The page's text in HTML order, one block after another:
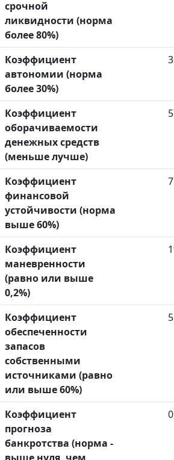
срочной
ликвидности (норма
более 80%)
Коэффициент
автономии (норма
более 30%)
Коэффициент
оборачиваемости
денежных средств
(меньше лучше)
Коэффициент
финансовой
устойчивости (норма
выше 60%)
Коэффициент
маневренности
(равно или выше
0,2%)
Коэффициент
обеспеченности
запасов
собственными
источниками (равно
или выше 60%)
Коэффициент
прогноза
банкротства (норма -